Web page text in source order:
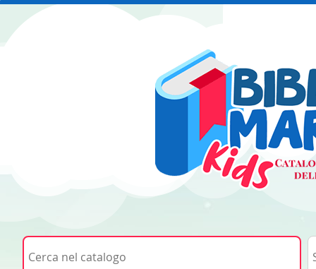
Cerca su "Cerca nel catalogo"